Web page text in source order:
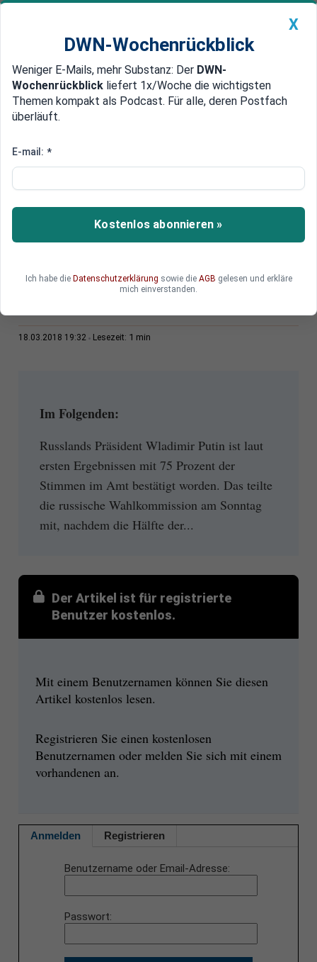
Newsticker MEIN DWN: Geldanlage Premium
Edelmetalle DWN-Magazin China
Cyber-Attacken auf Wahlkommission
Russland: Präsident Putin
gewinnt Wahl mit 75 Prozent
Russlands Präsident Putin hat bei seiner
18.03.2018 19:32 Lesezeit: 1 min
Im Folgenden:
Russlands Präsident Wladimir Putin ist laut
ersten Ergebnissen mit 75 Prozent der
Stimmen im Amt bestätigt worden. Das teilte
die russische Wahlkommission am Sonntag
mit, nachdem die Hälfte der...
Der Artikel ist für registrierte
Benutzer kostenlos.
Mit einem Benutzernamen können Sie diesen
Artikel kostenlos lesen.
Registrieren Sie einen kostenlosen
Benutzernamen oder melden Sie sich mit einem
vorhandenen an.
Anmelden Registrieren
Benutzername oder Email-Adresse
Passwort
X
DWN-Wochenrückblick
Weniger E-Mails, mehr Substanz: Der DWN-
Wochenrückblick liefert 1x/Woche die wichtigsten
Themen kompakt als Podcast. Für alle, deren Postfach
überläuft.
E-mail: *
Kostenlos abonnieren »
Ich habe die Datenschutzerklärung sowie die AGB gelesen und erkläre
mich einverstanden.